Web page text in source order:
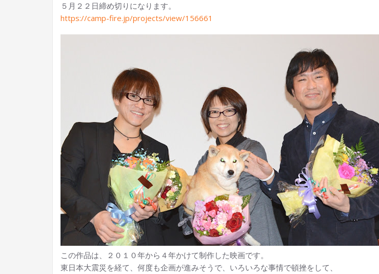
５月２２日締め切りになります。
https://camp-fire.jp/projects/view/156661
この作品は、２０１０年から４年かけて制作した映画です。
東日本大震災を経て、何度も企画が進みそうで、いろいろな事情で頓挫をして、